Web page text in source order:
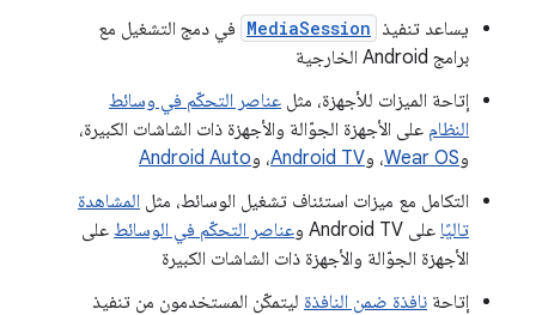
يساعد تنفيذ MediaSession في دمج التشغيل مع
برامج Android الخارجية
إتاحة الميزات للأجهزة، مثل عناصر التحكّم في وسائط
النظام على الأجهزة الجوّالة والأجهزة ذات الشاشات الكبيرة،
وWear OS، وAndroid TV، وAndroid Auto
التكامل مع ميزات استئناف تشغيل الوسائط، مثل المشاهدة
تاليًا على Android TV و عناصر التحكّم في الوسائط على
الأجهزة الجوّالة والأجهزة ذات الشاشات الكبيرة
إتاحة نافذة ضمن النافذة ليتمكّن المستخدمون من تنفيذ